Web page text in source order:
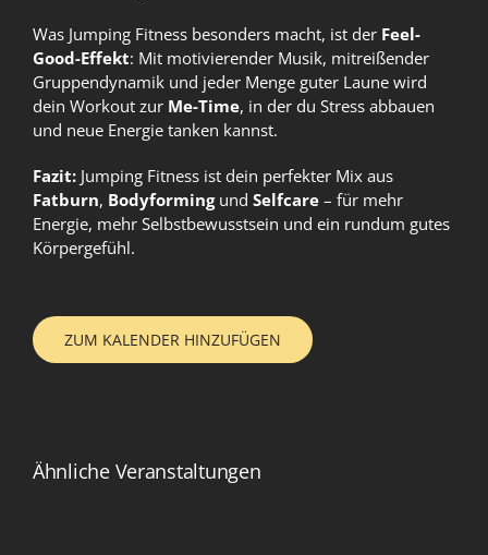
Was Jumping Fitness besonders macht, ist der Feel-
Good-Effekt: Mit motivierender Musik, mitreißender
Gruppendynamik und jeder Menge guter Laune wird
dein Workout zur Me-Time, in der du Stress abbauen
und neue Energie tanken kannst.
Fazit: Jumping Fitness ist dein perfekter Mix aus
Fatburn, Bodyformingund Selfcare – für mehr
Energie, mehr Selbstbewusstsein und ein rundum gutes
Körpergefühl.
ZUM KALENDER HINZUFÜGEN
Ähnliche Veranstaltungen